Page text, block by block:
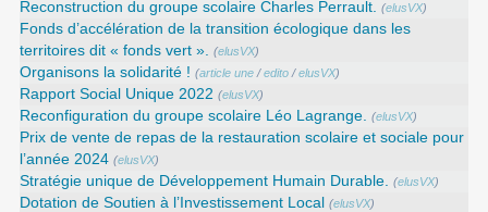
Reconstruction du groupe scolaire Charles Perrault. (elusVX)
Fonds d’accélération de la transition écologique dans les
territoires dit « fonds vert ».
(elusVX)
Organisons la solidarité ! (article une /edito /elusVX)
Rapport Social Unique 2022 (elusVX)
Reconfiguration du groupe scolaire Léo Lagrange. (elusVX)
Prix de vente de repas de la restauration scolaire et sociale pour
l’année 2024 (elusVX)
Stratégie unique de Développement Humain Durable. (elusVX)
Dotation de Soutien à l’Investissement Local (elusVX)